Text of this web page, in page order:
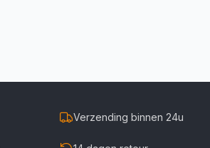
Verzending binnen 24u